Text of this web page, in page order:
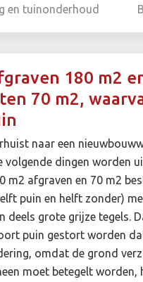
en tuinonderhoud
180 m2
70 m2,
naar een
volgende dingen worden
m2 afgraven en 70 m2
puin en helft zonder)
deels grote grijze tegels.
puin gestort worden
omdat de grond
moet betegelt worden,